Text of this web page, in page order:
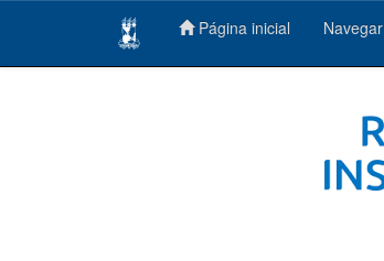
Página inicial Navegar